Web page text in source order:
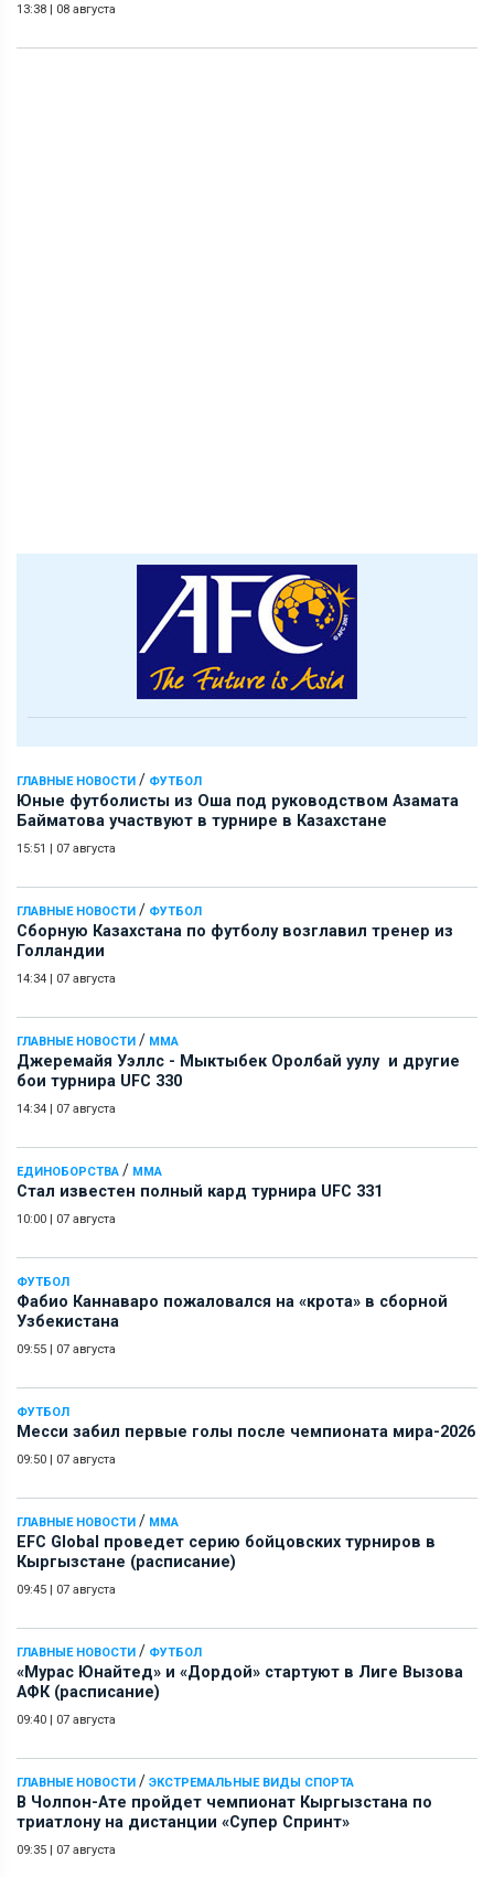
13:38 | 08 августа
ГЛАВНЫЕ НОВОСТИ / ФУТБОЛ
Юные футболисты из Оша под руководством Азамата
Байматова участвуют в турнире в Казахстане
15:51 | 07 августа
ГЛАВНЫЕ НОВОСТИ / ФУТБОЛ
Сборную Казахстана по футболу возглавил тренер из
Голландии
14:34 | 07 августа
ГЛАВНЫЕ НОВОСТИ / ММА
Джеремайя Уэллс - Мыктыбек Оролбай уулу и другие
бои турнира UFC 330
14:34 | 07 августа
ЕДИНОБОРСТВА / ММА
Стал известен полный кард турнира UFC 331
10:00 | 07 августа
ФУТБОЛ
Фабио Каннаваро пожаловался на «крота» в сборной
Узбекистана
09:55 | 07 августа
ФУТБОЛ
Месси забил первые голы после чемпионата мира-2026
09:50 | 07 августа
ГЛАВНЫЕ НОВОСТИ / ММА
EFC Global проведет серию бойцовских турниров в
Кыргызстане (расписание)
09:45 | 07 августа
ГЛАВНЫЕ НОВОСТИ / ФУТБОЛ
«Мурас Юнайтед» и «Дордой» стартуют в Лиге Вызова
АФК (расписание)
09:40 | 07 августа
ГЛАВНЫЕ НОВОСТИ / ЭКСТРЕМАЛЬНЫЕ ВИДЫ СПОРТА
В Чолпон-Ате пройдет чемпионат Кыргызстана по
триатлону на дистанции «Супер Спринт»
09:35 | 07 августа